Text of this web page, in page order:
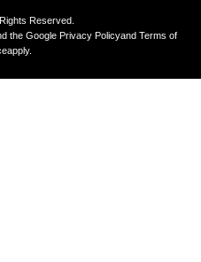
Reserved.
the GooglePrivacy Policyand Terms of
apply.